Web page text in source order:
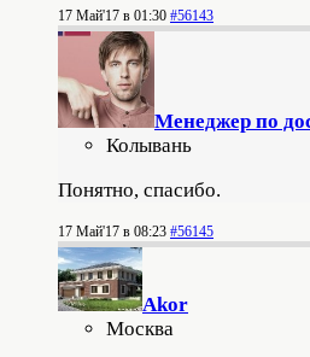
17 Май'17 в 01:30 #56143
Менеджер по
Колывань
Понятно, спасибо.
17 Май'17 в 08:23 #56145
Akor
Москва